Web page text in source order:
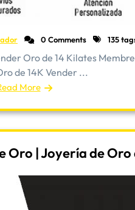
0 Comments 135
Oro de 14 Kilates
de 14K Vender ...
More
Oro | Joyería de Oro